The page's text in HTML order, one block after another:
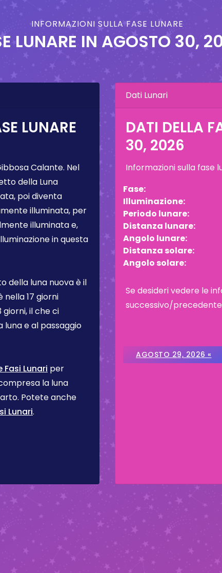
INFORMAZIONI SULLA FASE LUNARE
LUNARE IN AGOSTO 30,
LUNARE
Calante. Nel
della Luna
poi diventa
illuminata, per
illuminata e,
in questa
della luna nuova è il
nella17 giorni
giorni, il che ci
e al passaggio
Lunari per
la luna
Potete anche
Lunari.
Dati Lunari
DATI DELLA
30, 2026
Informazioni sulla fase
Fase:
Illuminazione:
Periodo lunare:
Distanza lunare:
Angolo lunare:
Distanza solare:
Angolo solare:
Se desideri vedere le
successivo/
AGOSTO 29, 2026 «